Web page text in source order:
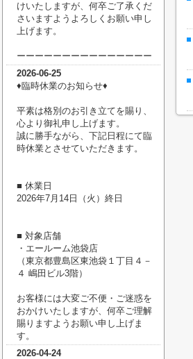
けいたしますが、何卒ご了承くだ
さいますようよろしくお願い申し
上げます。
ーーーーーーーーーーーーーーー
2026-06-25
♦臨時休業のお知らせ♦
平素は格別のお引き立てを賜り、
心より御礼申し上げます。
誠に勝手ながら、下記日程にて臨
時休業とさせていただきます。
■ 休業日
2026年7月14日（火）終日
■ 対象店舗
・エールーム池袋店
（東京都豊島区東池袋１丁目４－
４ 嶋田ビル3階）
お客様には大変ご不便・ご迷惑を
おかけいたしますが、何卒ご理解
賜りますようお願い申し上げま
す。
2026-04-24